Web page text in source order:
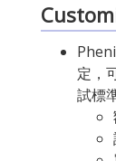
定，
試標